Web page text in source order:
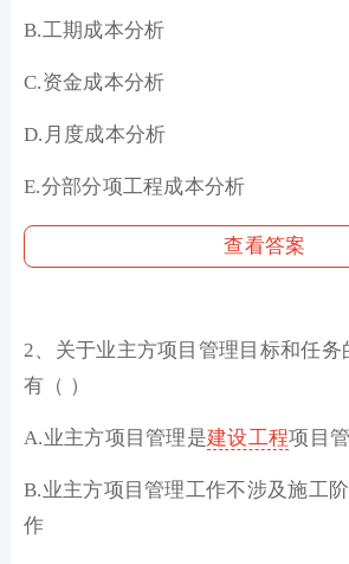
B.工期成本分析
C.资金成本分析
D.月度成本分析
E.分部分项工程成本分析
查看答案
2、关于业主方项目管理目标和任务
有（ ）
A.业主方项目管理是建设工程项目
B.业主方项目管理工作不涉及施工
作